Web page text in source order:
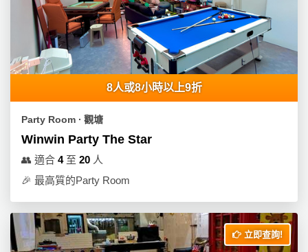
8人或8小時以上9折
Party Room ∙ 觀塘
Winwin Party The Star
👥 適合 4至 20 人
🎉 最高質的Party Room
立即查詢!